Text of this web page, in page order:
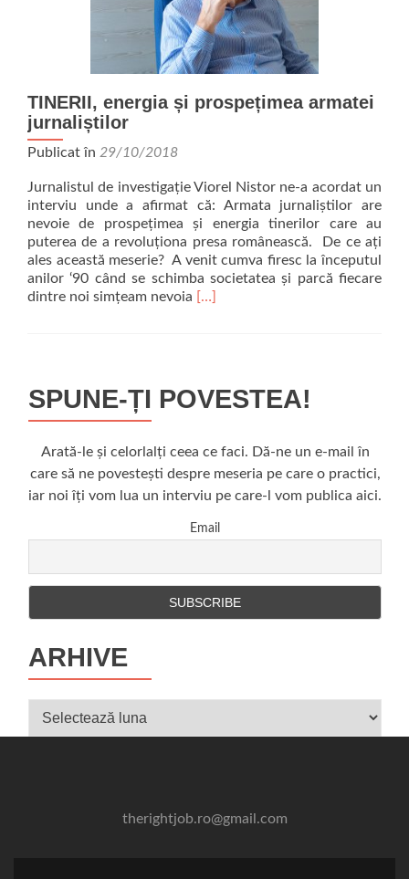
TINERII, energia și prospețimea armatei
jurnaliștilor
Publicat în 29/10/2018
Jurnalistul de investigație Viorel Nistor ne-a acordat un
interviu unde a afirmat că: Armata jurnaliștilor are
nevoie de prospețimea și energia tinerilor care au
puterea de a revoluționa presa românească. De ce ați
ales această meserie? A venit cumva firesc la începutul
anilor ‘90 când se schimba societatea și parcă fiecare
dintre noi simțeam nevoia Read
și
prospețimea
[…]
SPUNE-ȚI POVESTEA!
Arată-le și celorlalți ceea ce faci. Dă-ne un e-mail în
care să ne povestești despre meseria pe care o practici,
iar noi îți vom lua un interviu pe care-l vom publica aici.
Email
ARHIVE
Arhive
therightjob.ro@gmail.com